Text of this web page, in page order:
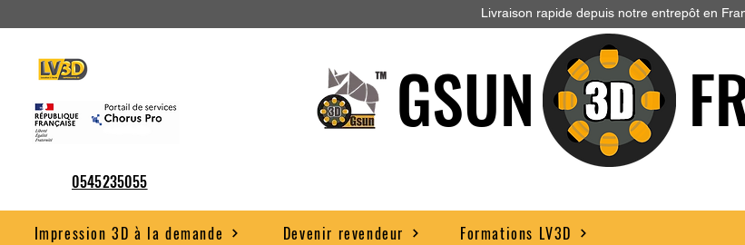
Livraison rapide depuis notre entrepôt en
0545235055
GSUN
Impression 3D à la demande Devenir revendeur Formations LV3D